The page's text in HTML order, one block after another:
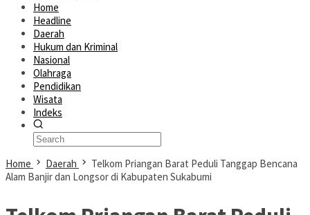
Home
Headline
Daerah
Hukum dan Kriminal
Nasional
Olahraga
Pendidikan
Wisata
Indeks
Home Daerah
Telkom Priangan Barat Peduli Tanggap Bencana
Alam Banjir dan Longsor di Kabupaten Sukabumi